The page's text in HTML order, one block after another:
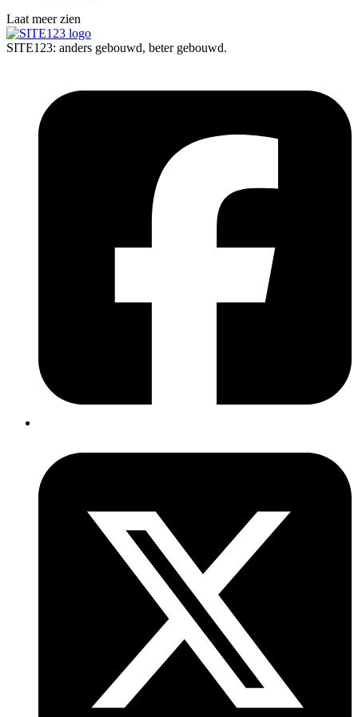
Laat meer zien
SITE123: anders gebouwd, beter gebouwd.